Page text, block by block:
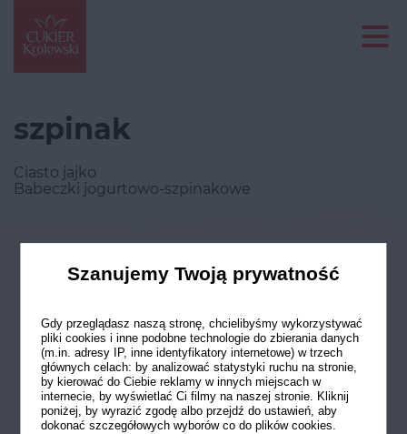
szpinak
Ciasto jajko
Babeczki jogurtowo-szpinakowe
Odwiedź nasze profile w social
mediach
Szanujemy Twoją prywatność
Gdy przeglądasz naszą stronę, chcielibyśmy wykorzystywać
pliki cookies i inne podobne technologie do zbierania danych
(m.in. adresy IP, inne identyfikatory internetowe) w trzech
głównych celach: by analizować statystyki ruchu na stronie,
by kierować do Ciebie reklamy w innych miejscach w
internecie, by wyświetlać Ci filmy na naszej stronie. Kliknij
poniżej, by wyrazić zgodę albo przejdź do ustawień, aby
dokonać szczegółowych wyborów co do plików cookies.